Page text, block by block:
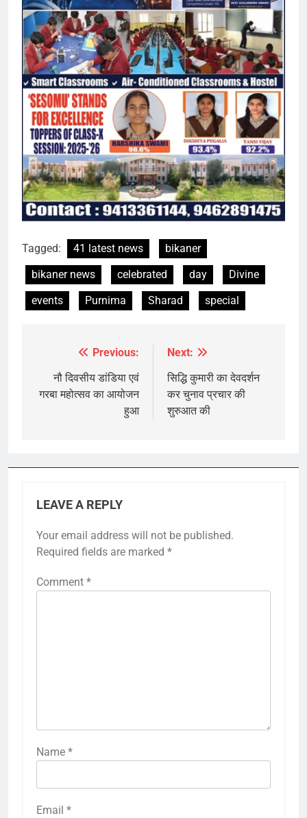
Tagged: 41 latest news
bikaner
bikaner news
celebrated day
Divine
events
Purnima Sharad special
navigation
Previous:
नौ दिवसीय डांडिया एवं
गरबा महोत्सव का आयोजन
हुआ
Next:
सिद्धि कुमारी का देवदर्शन
कर चुनाव प्रचार की
शुरुआत की
LEAVE A REPLY
Your email address will not be published.
Required fields are marked *
Comment *
Name *
Email *